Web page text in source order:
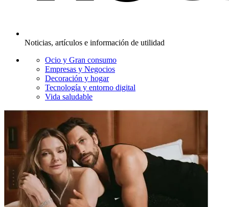
Noticias, artículos e información de utilidad
Ocio y Gran consumo
Empresas y Negocios
Decoración y hogar
Tecnología y entorno digital
Vida saludable